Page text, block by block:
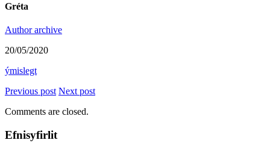
Gréta
Author archive
20/05/2020
ýmislegt
Previous post Next post
Comments are closed.
Efnisyfirlit